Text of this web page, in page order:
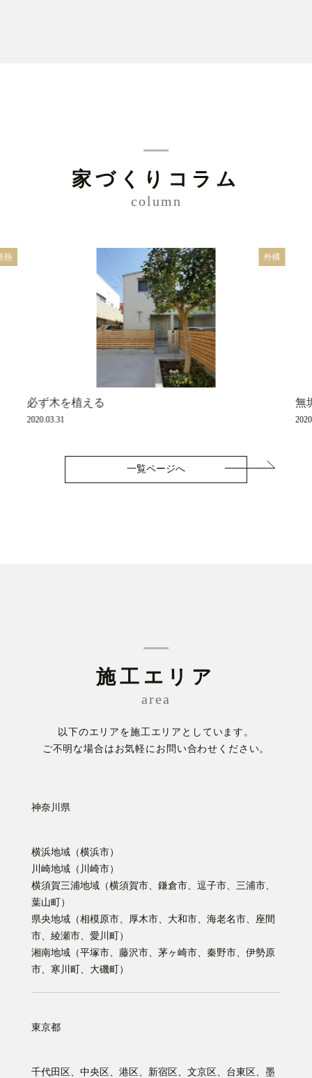
家づくりコラム
column
熱 外構
必ず木を植える
2020.03.31
無
一覧ページへ
施工エリア
area
以下のエリアを施工エリアとしています。
ご不明な場合はお気軽にお問い合わせください。
神奈川県
横浜地域（横浜市）
川崎地域（川崎市）
横須賀三浦地域（横須賀市、鎌倉市、逗子市、三浦市、
葉山町）
県央地域（相模原市、厚木市、大和市、海老名市、座間
市、綾瀬市、愛川町）
湘南地域（平塚市、藤沢市、茅ヶ崎市、秦野市、伊勢原
市、寒川町、大磯町）
東京都
千代田区、中央区、港区、新宿区、文京区、台東区、墨